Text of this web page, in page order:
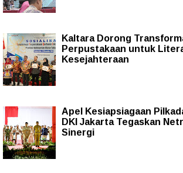
Kaltara Dorong
Perpustakaan untuk
Kesejahteraan
Apel Kesiapsiagaan
DKI Jakarta Tegaskan
Sinergi